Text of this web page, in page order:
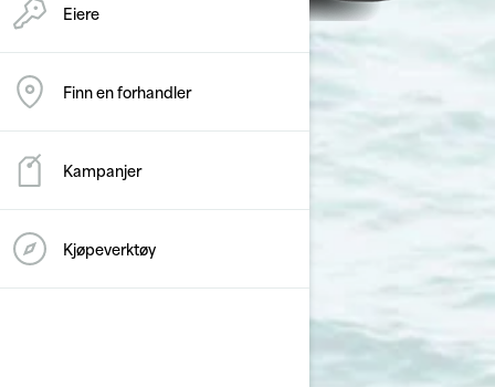
Eiere
Finn en forhandler
Kampanjer
Kjøpeverktøy